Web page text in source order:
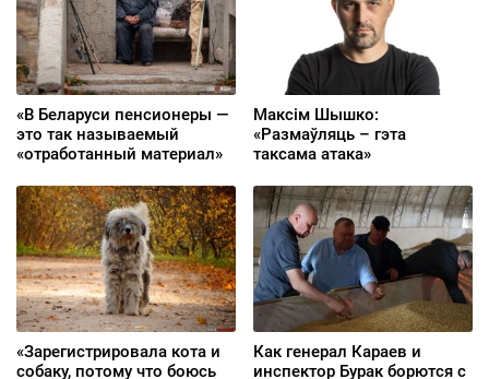
«В Беларуси пенсионеры —
это так называемый
«отработанный материал»
Максім Шышко:
«Размаўляць – гэта
таксама атака»
«Зарегистрировала кота и
собаку, потому что боюсь
Как генерал Караев и
инспектор Бурак борются с